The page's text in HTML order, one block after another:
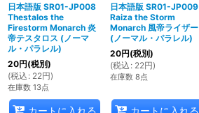
日本語版 SR01-JP008
Thestalos the
Firestorm Monarch 炎
帝テスタロス (ノーマ
ル・パラレル)
20円(税別)
(税込 : 22円)
在庫数 13点
日本語版 SR01-JP009
Raiza the Storm
Monarch 風帝ライザー
(ノーマル・パラレル)
20円(税別)
(税込 : 22円)
在庫数 8点